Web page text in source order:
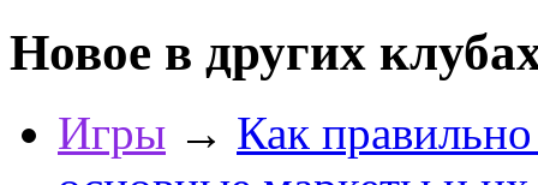
Новое в других
Игры → Как